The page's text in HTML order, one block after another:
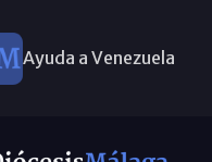
Ayuda a Venezuela